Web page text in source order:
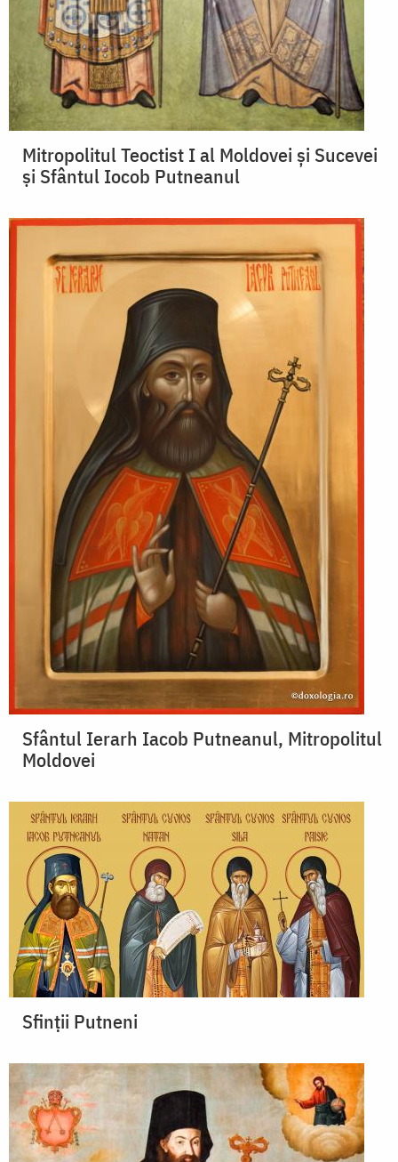
Mitropolitul Teoctist I al Moldovei şi Sucevei
și Sfântul Iocob Putneanul
Sfântul Ierarh Iacob Putneanul, Mitropolitul
Moldovei
Sfinții Putneni